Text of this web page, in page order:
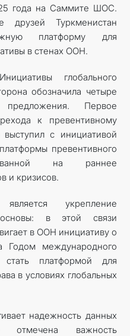
года на Саммите ШОС.
друзей Туркменистан
платформу для
в стенах ООН.
глобального
обозначила четыре
предложения. Первое
к превентивному
с инициативой
превентивного
на раннее
и кризисов.
укрепление
основы: в этой связи
в ООН инициативу о
Годом международного
платформой для
в условиях глобальных
надежность данных
важность